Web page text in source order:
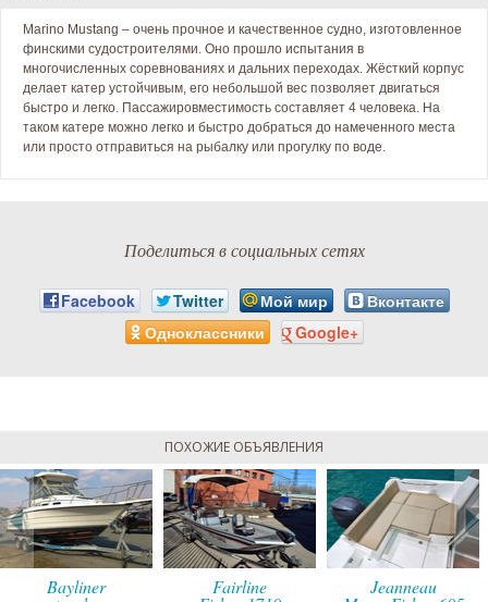
Marino Mustang – очень прочное и качественное судно, изготовленное
финскими судостроителями. Оно прошло испытания в
многочисленных соревнованиях и дальних переходах. Жёсткий корпус
делает катер устойчивым, его небольшой вес позволяет двигаться
быстро и легко. Пассажировместимость составляет 4 человека. На
таком катере можно легко и быстро добраться до намеченного места
или просто отправиться на рыбалку или прогулку по воде.
Поделиться в социальных сетях
Facebook Twitter Мой мир
Вконтакте
Одноклассники
Google+
ПОХОЖИЕ ОБЪЯВЛЕНИЯ
Bayliner Fairline Jeanneau